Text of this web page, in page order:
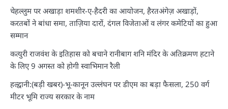
चेहल्लुम पर अखाड़ा शमशीर-ए-हैदरी का आयोजन, हैरतअंगेज़ अखाड़ों,
करतबों ने बांधा समा, ताज़िया दारों, दंगल विजेताओं व लंगर कमेटियों का हुआ
सम्मान
कत्युरी राजवंश के इतिहास को बचाने रानीबाग शनि मंदिर के अतिक्रमण हटाने
के लिए 9 अगस्त को होगी स्वाभिमान रैली
हल्द्वानी:(बड़ी खबर)-भू-कानून उल्लंघन पर डीएम का बड़ा फैसला, 250 वर्ग
मीटर भूमि राज्य सरकार के नाम